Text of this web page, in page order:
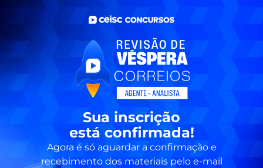
Sua inscrição
está confirmada!
Agora é só aguardar a confirmação e
recebimento dos materiais pelo e-mail